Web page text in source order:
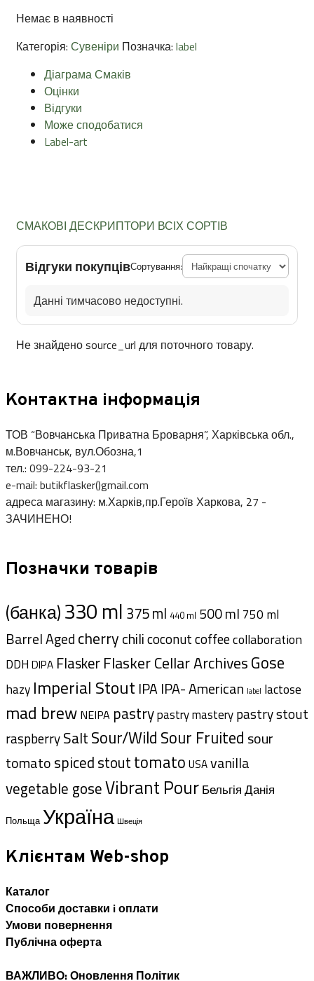
Немає в наявності
Категорія: Сувеніри Позначка: label
Діаграма Смаків
Оцінки
Відгуки
Може сподобатися
Label-art
СМАКОВІ ДЕСКРИПТОРИ ВСІХ СОРТІВ
Відгуки покупцівСортування:
Данні тимчасово недоступні.
Не знайдено source_url для поточного товару.
Контактна інформація
ТОВ “Вовчанська Приватна Броварня”, Харківська обл.,
м.Вовчанськ, вул.Обозна,1
тел.: 099-224-93-21
e-mail: butikflasker()gmail.com
адреса магазину: м.Харків,пр.Героїв Харкова, 27 -
ЗАЧИНЕНО!
Позначки товарів
(банка)330 ml 375 ml 440 ml 500 ml 750 ml
Barrel Agedcherrychilicoconutcoffeecollaboration
DDH DIPA FlaskerFlasker Cellar ArchivesGose
hazy Imperial Stout IPA IPA- American label lactose
mad brew NEIPA pastrypastry masterypastry stout
raspberrySaltSour/Wild Sour Fruited sour
tomatospicedstouttomato USAvanilla
vegetable goseVibrant PourБельгіяДанія
Польща Україна Швеція
Клієнтам Web-shop
Каталог
Способи доставки i оплати
Умови повернення
Публічна оферта
ВАЖЛИВО: Оновлення Політик